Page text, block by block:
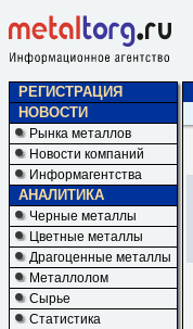
РЕГИСТРАЦИЯ
НОВОСТИ
Рынка металлов
Новости компаний
Информагентства
АНАЛИТИКА
Черные металлы
Цветные металлы
Драгоценные металлы
Металлолом
Сырье
Статистика